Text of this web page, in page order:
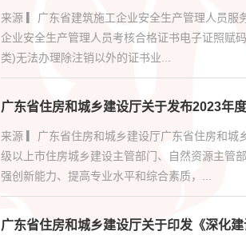
来源 ▎广东省建筑施工企业安全生产管理人员服
企业安全生产管理人员考核合格证书电子证照赋
类)无法办理除注销以外的证书业...
广东省住房和城乡建设厅关于发布2023年
来源 ▎广东省住房和城乡建设厅广东省住房和城
级以上市住房城乡建设主管部门、自然资源主管
强创新能力、提高专业水平和综合素质，...
广东省住房和城乡建设厅关于印发《深化